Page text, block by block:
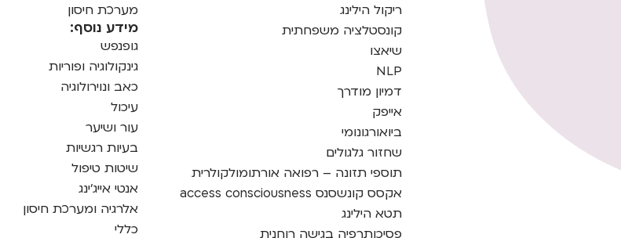
מערכת חיסון
מידע נוסף:
גופנפש
גינקולוגיה ופוריות
כאב ונוירולוגיה
עיכול
עור ושיער
בעיות רגשיות
שיטות טיפול
אנטי אייג'ינג
אלרגיה ומערכת חיסון
כללי
ריקול הילינג
קונסטלציה משפחתית
שיאצו
NLP
דמיון מודרך
אייפק
ביואורגונומי
שחזור גלגולים
תוספי תזונה – רפואה אורתומולקולרית
אקסס קונשסנס access consciousness
תטא הילינג
פסיכותרפיה בגישה רוחנית